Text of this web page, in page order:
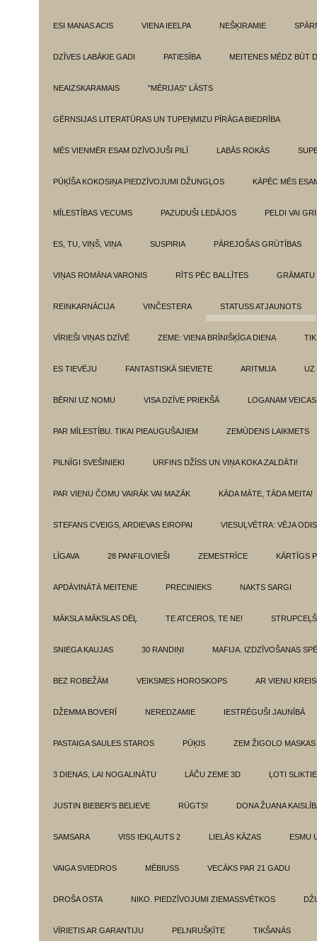
ESI MANAS ACIS VIENA IEELPA NEŠĶIRAMIE
DZĪVES LABĀKIE GADI PATIESĪBA MEITENES MĒDZ BŪT
NEAIZSKARAMAIS "MĒRIJAS" LĀSTS
GĒRNSIJAS LITERATŪRAS UN TUPEŅMIZU PĪRĀGA BIEDRĪBA
MĒS VIENMĒR ESAM DZĪVOJUŠI PILĪ LABĀS ROKĀS
PŪĶĪŠA KOKOSIŅA PIEDZĪVOJUMI DŽUNGĻOS KĀPĒC MĒS
MĪLESTĪBAS VECUMS PAZUDUŠI LEDĀJOS PELDI VAI
ES, TU, VIŅŠ, VIŅA SUSPIRIA PĀREJOŠAS GRŪTĪBAS
VIŅAS ROMĀNA VARONIS RĪTS PĒC BALLĪTES GRĀMATU
REINKARNĀCIJA VINČESTERA STATUSS ATJAUNOTS
VĪRIEŠI VIŅAS DZĪVĒ ZEME: VIENA BRĪNIŠĶĪGA DIENA
ES TIEVĒJU FANTASTISKĀ SIEVIETE ARITMIJA UZ
BĒRNI UZ NOMU VISA DZĪVE PRIEKŠĀ LOGANAM VEICAS
PAR MĪLESTĪBU. TIKAI PIEAUGUŠAJIEM ZEMŪDENS LAIKMETS
PILNĪGI SVEŠINIEKI URFINS DŽĪSS UN VIŅA KOKA ZALDĀTI!
PAR VIENU ČOMU VAIRĀK VAI MAZĀK KĀDA MĀTE, TĀDA MEITA!
STEFANS CVEIGS, ARDIEVAS EIROPAI VIESUĻVĒTRA: VĒJA
LĪGAVA 28 PANFILOVIEŠI ZEMESTRĪCE KĀRTĪGS
APDĀVINĀTĀ MEITENE PRECINIEKS NAKTS SARGI
MĀKSLA MĀKSLAS DĒĻ TE ATCEROS, TE NE! STRUPCEĻŠ
SNIEGA KAUJAS 30 RANDIŅI MAFIJA. IZDZĪVOŠANAS
BEZ ROBEŽĀM VEIKSMES HOROSKOPS AR VIENU
DŽEMMA BOVERĪ NEREDZAMIE IESTRĒGUŠI JAUNĪBĀ
PASTAIGA SAULES STAROS PŪĶIS ZEM ŽIGOLO MASKAS
3 DIENAS, LAI NOGALINĀTU LĀČU ZEME 3D ĻOTI
JUSTIN BIEBER'S BELIEVE RŪGTS! DONA ŽUANA
SAMSARA VISS IEKĻAUTS 2 LIELĀS KĀZAS ESMU
VAIGA SVIEDROS MĒBIUSS VECĀKS PAR 21 GADU
DROŠA OSTA NIKO. PIEDZĪVOJUMI ZIEMASSVĒTKOS
VĪRIETIS AR GARANTIJU PELNRUŠĶĪTE TIKŠANĀS